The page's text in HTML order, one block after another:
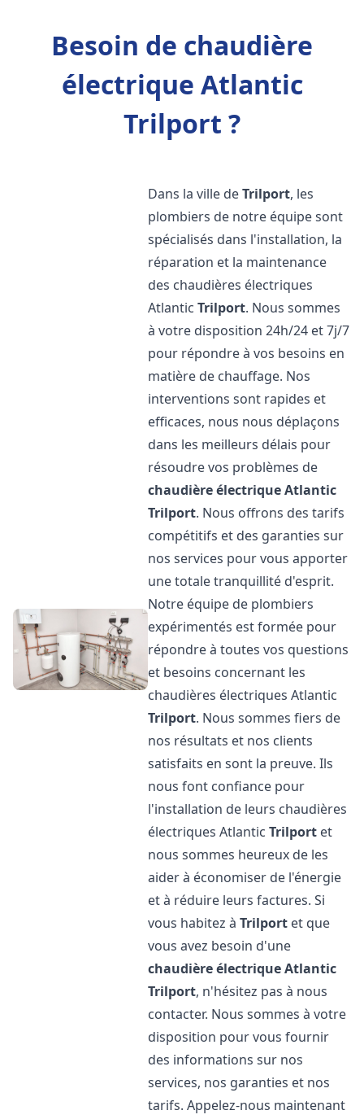
Besoin de chaudière
électrique Atlantic
Trilport ?
Dans la ville deTrilport, les
plombiers de notre équipe sont
spécialisés dans l'installation, la
réparation et la maintenance
des chaudières électriques
AtlanticTrilport. Nous sommes
à votre disposition 24h/24 et 7j/7
pour répondre à vos besoins en
matière de chauffage. Nos
interventions sont rapides et
efficaces, nous nous déplaçons
dans les meilleurs délais pour
résoudre vos problèmes de
chaudière électrique Atlantic
Trilport. Nous offrons des tarifs
compétitifs et des garanties sur
nos services pour vous apporter
une totale tranquillité d'esprit.
Notre équipe de plombiers
expérimentés est formée pour
répondre à toutes vos questions
et besoins concernant les
chaudières électriques Atlantic
Trilport. Nous sommes fiers de
nos résultats et nos clients
satisfaits en sont la preuve. Ils
nous font confiance pour
l'installation de leurs chaudières
électriques AtlanticTrilport et
nous sommes heureux de les
aider à économiser de l'énergie
et à réduire leurs factures. Si
vous habitez àTrilport et que
vous avez besoin d'une
chaudière électrique Atlantic
Trilport, n'hésitez pas à nous
contacter. Nous sommes à votre
disposition pour vous fournir
des informations sur nos
services, nos garanties et nos
tarifs. Appelez-nous maintenant